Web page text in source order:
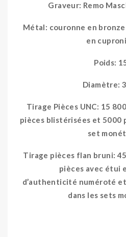
Graveur: Remo
Métal: couronne en
en
Poids:
Diamètre:
Tirage Pièces UNC: 15
pièces blistérisées et 5000
set
Tirage pièces flan bruni:
pièces avec étui
d’authenticité numéroté
dans les sets